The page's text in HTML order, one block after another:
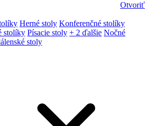
Otvoriť
Herné stoly Konferenčné stolíky
stolíky Písacie stoly + 2 ďalšie Nočné
stoly